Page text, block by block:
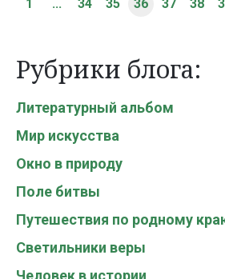
1 ... 34 35 36 37 38
Рубрики блога:
Литературный альбом
Мир искусства
Окно в природу
Поле битвы
Путешествия по родному
Светильники веры
Человек в истории